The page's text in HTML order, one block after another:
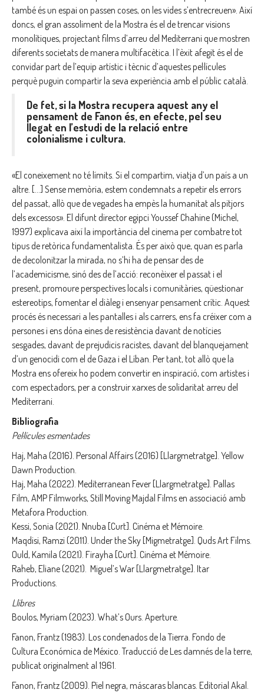
també és un espai on passen coses, on les vides s’entrecreuen». Així
doncs, el gran assoliment de la Mostra és el de trencar visions
monolítiques, projectant films d’arreu del Mediterrani que mostren
diferents societats de manera multifacètica. I l’èxit afegit és el de
convidar part de l’equip artístic i tècnic d’aquestes pel·lícules
perquè puguin compartir la seva experiència amb el públic català.
De fet, si la Mostra recupera aquest any el
pensament de Fanon és, en efecte, pel seu
llegat en l’estudi de la relació entre
colonialisme i cultura.
«El coneixement no té límits. Si el compartim, viatja d’un país a un
altre. […] Sense memòria, estem condemnats a repetir els errors
del passat, allò que de vegades ha empès la humanitat als pitjors
dels excessos». El difunt director egipci Youssef Chahine (Michel,
1997) explicava així la importància del cinema per combatre tot
tipus de retòrica fundamentalista. És per això que, quan es parla
de decolonitzar la mirada, no s’hi ha de pensar des de
l’academicisme, sinó des de l’acció: reconèixer el passat i el
present, promoure perspectives locals i comunitàries, qüestionar
estereotips, fomentar el diàleg i ensenyar pensament crític. Aquest
procés és necessari a les pantalles i als carrers, ens fa créixer com a
persones i ens dóna eines de resistència davant de notícies
sesgades, davant de prejudicis racistes, davant del blanquejament
d’un genocidi com el de Gaza i el Líban. Per tant, tot allò que la
Mostra ens ofereix ho podem convertir en inspiració, com artistes i
com espectadors, per a construir xarxes de solidaritat arreu del
Mediterrani.
Bibliografia
Pel·lícules esmentades
Haj, Maha (2016). Personal Affairs (2016) [Llargmetratge]. Yellow
Dawn Production.
Haj, Maha (2022). Mediterranean Fever [Llargmetratge]. Pallas
Film, AMP Filmworks, Still Moving Majdal Films en associació amb
Metafora Production.
Kessi, Sonia (2021). Nnuba [Curt]. Cinéma et Mémoire.
Maqdisi, Ramzi (2011). Under the Sky [Migmetratge]. Quds Art Films.
Ould, Kamila (2021). Firayha [Curt]. Cinéma et Mémoire.
Raheb, Eliane (2021). Miguel’s War [Llargmetratge]. Itar
Productions.
Llibres
Boulos, Myriam (2023). What’s Ours. Aperture.
Fanon, Frantz (1983). Los condenados de la Tierra. Fondo de
Cultura Económica de México. Traducció de Les damnés de la terre,
publicat originalment al 1961.
Fanon, Frantz (2009). Piel negra, máscaras blancas. Editorial Akal.